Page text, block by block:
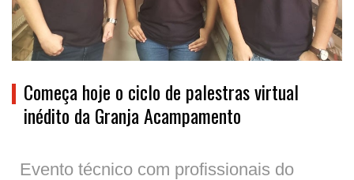
Começa hoje o ciclo de palestras virtual
inédito da Granja Acampamento
Evento técnico com profissionais do